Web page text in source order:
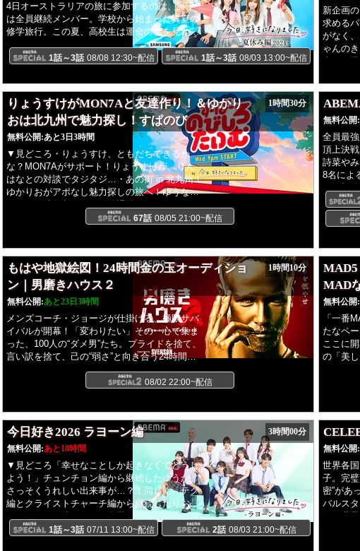
4日オーストラリアの旅に参加するのは、男子
は全員継続メンバー。学校から始まった真夏の
修学旅行。この夏、高校生は運命の恋を見つけ
ることできるのか？そして、追加メンバーの正
体とは...？！提供：Samsung
1話～3話 08/08 12:30~配信 1話～3話 08/03 13:00~配信
新企画
求める
がなく
ゃんの
ガーに
ニュー
ル"をご
りょうすけがMON7Aと友達作り！＆ゆかり
おは北九州で魅力探し！すぱのび
1時間30分
無料公開:あと3日3時間
▼見どころ・りょうすけ、ともだちできるか
な？MON7Aがサポート！りょうすけが、りん
はなとの対談でタジタジ…・あの街 in 北九州！
ゆかりおがアポなし魅力探しの旅へ！ゆうな、
さあ、出かけよう！高校生たちが新しい人たち
自らの”のびしろ”を求めチャレンジする中で、
大人になる第一歩を踏み出します。今しかない
この瞬間”すーぱーのびしろたいむ”をお見逃し
なく！
67話 08/05 21:00~配信
無料公開:
全員最
頂上決
詩菜や
8名によ
ト。極
を手に
の「再
でしか
極のマ
が連覇
が生ま
ヒーロ
してブ
ーズン
戦術解
か？ ど
のか？
た精神
もはや地獄絵図！24時間金の玉オーディショ
ン｜男磨きハウス２
1時間10分
無料公開:あと23日3時間
メンズコーチ・ジョージが仕掛ける、極限サバ
イバルが開幕！「変わりたい」その一心で集ま
った、100人の“ダメ男”たち。プライドを捨て、
言い訳を捨て、己の“弱さ”と向き合う24時間。
り、「2期生」の座を掴み取るのは誰だ！？
08/02 22:00~配信
MAD5
MAD
無料公開:
「一番
たなペ
ここに
の「美
な笑い
今日好き2026 ラヨーン編
3時間00分
無料公開:あと18時間
▼見どころ「幸せなことしか起きなくてどうし
よう！」チュンチョン編から継続したゆうか。
さっそくうれしい出来事が…？！同じく、テグ
編とクライストチャーチ編から継続したりお。
そんなりおを待っていた女子メンバーが現れ
て…。新メンバーそら爆モテ展開！タイのラヨ
1話～3話 07/11 13:00~配信 2話 08/03 21:00~配信
無料公開:
世界各
子。完
密”があ
バルス
側、世
ールな